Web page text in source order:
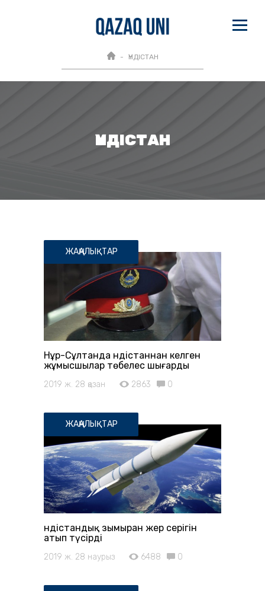
ҮНДІСТАН
ҮНДІСТАН
ЖАҢАЛЫҚТАР
Нұр-Сұлтанда Үндістаннан келген
жұмысшылар төбелес шығарды
2019 ж. 28 қазан 2863 0
ЖАҢАЛЫҚТАР
Үндістандық зымыран жер серігін
атып түсірді
2019 ж. 28 наурыз 6488 0